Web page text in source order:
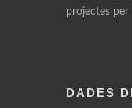
projectes
DADES